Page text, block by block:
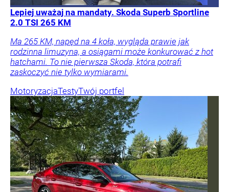
Lepiej uważaj na mandaty. Skoda Superb Sportline
2.0 TSI 265 KM
Ma 265 KM, napęd na 4 koła, wygląda prawie jak
rodzinna limuzyna, a osiągami może konkurować z hot
hatchami. To nie pierwsza Skoda, która potrafi
zaskoczyć nie tylko wymiarami.
MotoryzacjaTestyTwój portfel